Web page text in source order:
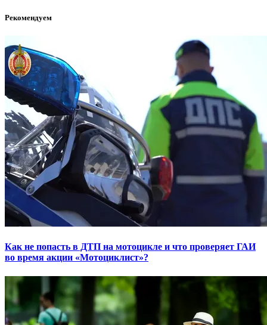
Рекомендуем
Как не попасть в ДТП на мотоцикле и что проверяет ГАИ
во время акции «Мотоциклист»?